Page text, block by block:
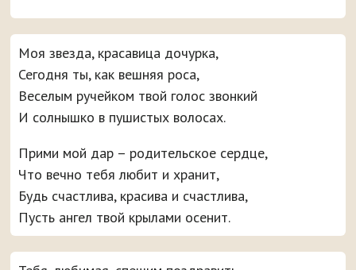
Специально ко дню рождения вашей дочки наши
авторы придумали и написали кучу красивых смс с
поздравлениями, которые можно отправить на
мобильный телефон прямо с сайта.
Моя звезда, красавица дочурка,
Сегодня ты, как вешняя роса,
Веселым ручейком твой голос звонкий
И солнышко в пушистых волосах.
Прими мой дар – родительское сердце,
Что вечно тебя любит и хранит,
Будь счастлива, красива и счастлива,
Пусть ангел твой крылами осенит.